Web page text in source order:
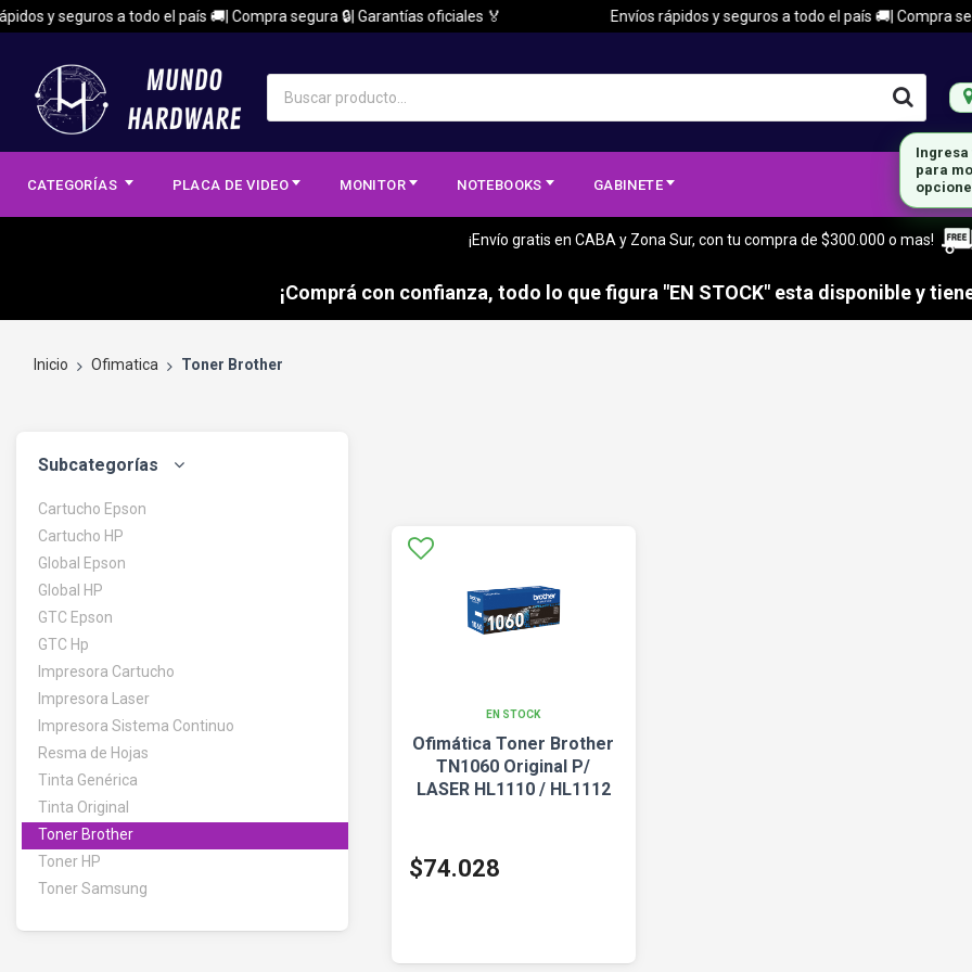
y seguros a todo el país 🚚| Compra segura 🔒| Garantías oficiales 🏅 Envíos rápidos y seguros a todo el país 🚚| Compra
CATEGORÍAS PLACA DE VIDEO MONITOR NOTEBOOKS GABINETE
¡Envío gratis en CABA y Zona Sur, con tu compra de $300.000 o mas!
¡Comprá con confianza, todo lo que figura "EN STOCK" esta disponible y
Inicio Ofimatica Toner Brother
Subcategorías
Cartucho Epson
Cartucho HP
Global Epson
Global HP
GTC Epson
GTC Hp
Impresora Cartucho
Impresora Laser
Impresora Sistema Continuo
Resma de Hojas
Tinta Genérica
Tinta Original
Toner Brother
Toner HP
Toner Samsung
EN STOCK
Ofimática Toner Brother
TN1060 Original P/
LASER HL1110 / HL1112
$74.028
Ingresa
para